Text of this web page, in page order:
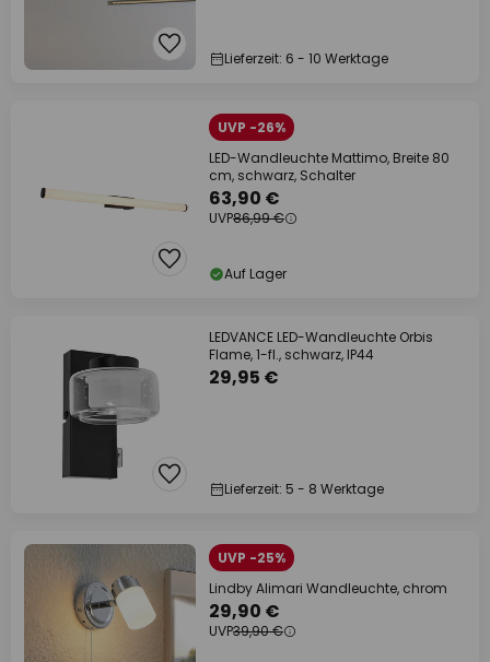
Lieferzeit: 6 - 10 Werktage
UVP -26%
LED-Wandleuchte Mattimo, Breite 80
cm, schwarz, Schalter
63,90 €
UVP86,99 €
Auf Lager
LEDVANCE LED-Wandleuchte Orbis
Flame, 1-fl., schwarz, IP44
29,95 €
Lieferzeit: 5 - 8 Werktage
UVP -25%
Lindby Alimari Wandleuchte, chrom
29,90 €
UVP39,90 €